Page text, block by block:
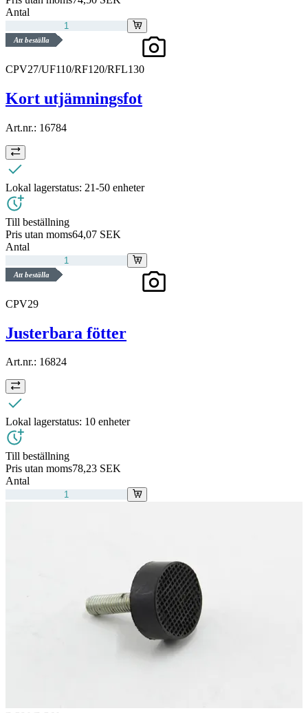
Antal
Att beställa
CPV27/UF110/RF120/RFL130
Kort utjämningsfot
Art.nr.: 16784
Lokal lagerstatus: 21-50 enheter
Till beställning
Pris utan moms64,07 SEK
Antal
Att beställa
CPV29
Justerbara fötter
Art.nr.: 16824
Lokal lagerstatus: 10 enheter
Till beställning
Pris utan moms78,23 SEK
Antal